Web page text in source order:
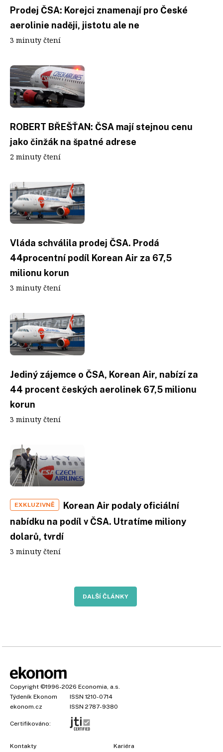
Prodej ČSA: Korejci znamenají pro České
aerolinie naději, jistotu ale ne
3 minuty čtení
ROBERT BŘEŠŤAN: ČSA mají stejnou cenu
jako činžák na špatné adrese
2 minuty čtení
Vláda schválila prodej ČSA. Prodá
44procentní podíl Korean Air za 67,5
milionu korun
3 minuty čtení
Jediný zájemce o ČSA, Korean Air, nabízí za
44 procent českých aerolinek 67,5 milionu
korun
3 minuty čtení
EXKLUZIVNĚ
Korean Air podaly oficiální
nabídku na podíl v ČSA. Utratíme miliony
dolarů, tvrdí
3 minuty čtení
DALŠÍ ČLÁNKY
Copyright ©1996-2026 Economia, a.s.
Týdeník Ekonom
ISSN 1210-0714
ekonom.cz
ISSN 2787-9380
Certifikováno:
Kontakty Kariéra